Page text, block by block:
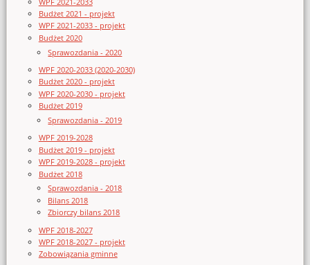
Budżet 2021 - projekt
WPF 2021-2033 - projekt
Budżet 2020
Sprawozdania - 2020
WPF 2020-2033 (2020-2030)
Budżet 2020 - projekt
WPF 2020-2030 - projekt
Budżet 2019
Sprawozdania - 2019
WPF 2019-2028
Budżet 2019 - projekt
WPF 2019-2028 - projekt
Budżet 2018
Sprawozdania - 2018
Bilans 2018
Zbiorczy bilans 2018
WPF 2018-2027
WPF 2018-2027 - projekt
Zobowiązania gminne